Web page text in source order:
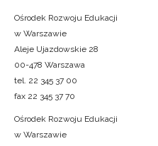
Ośrodek Rozwoju Edukacji
w Warszawie
Aleje Ujazdowskie 28
00-478 Warszawa
tel. 22 345 37 00
fax 22 345 37 70
Ośrodek Rozwoju Edukacji
w Warszawie